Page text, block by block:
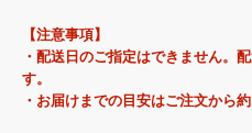
【注意事項】
・配送日のご指定はできません。
す。
・お届けまでの目安はご注文から